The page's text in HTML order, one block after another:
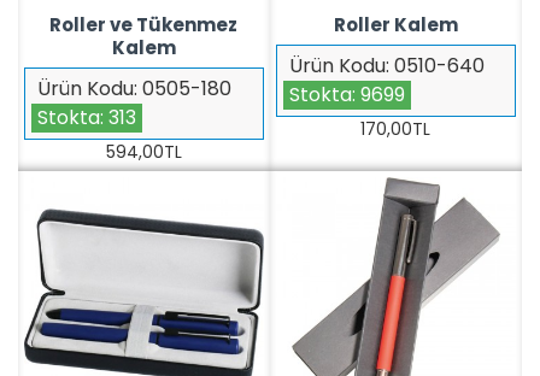
Ürün Kodu: 0505-180
Stokta: 313
Roller ve Tükenmez
Kalem
594,00TL
Ürün Kodu: 0510-640
Stokta: 9699
Roller Kalem
170,00TL